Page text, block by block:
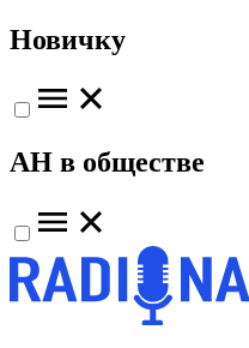
Новичку
АН в обществе